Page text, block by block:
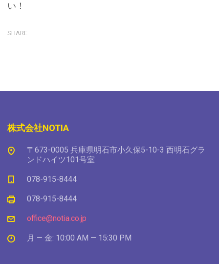
い！
SHARE
株式会社NOTIA
〒673-0005 兵庫県明石市小久保5-10-3 西明石グラ
ンドハイツ101号室
078-915-8444
078-915-8444
office@notia.co.jp
月 — 金: 10:00 AM — 15:30 PM